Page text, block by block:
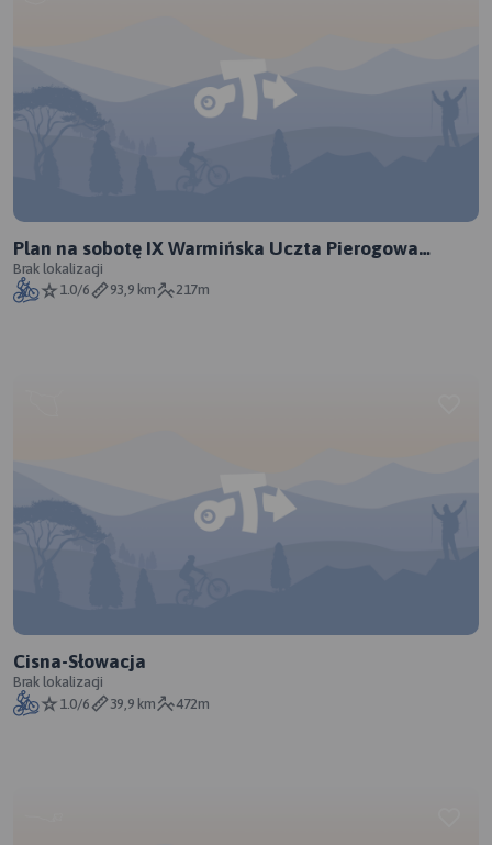
Plan na sobotę IX Warmińska Uczta Pierogowa
Biesowo
Brak lokalizacji
1.0/6
93,9 km 217m
Cisna-Słowacja
Brak lokalizacji
1.0/6
39,9 km 472m